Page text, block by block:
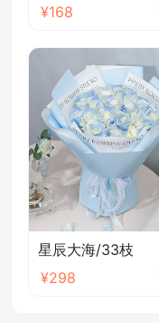
¥168
星辰大海/33枝
¥298